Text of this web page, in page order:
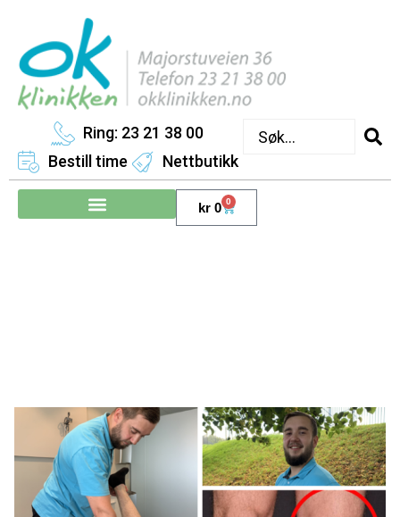
Ring: 23 21 38 00
Bestill time
Nettbutikk
kr 0 0